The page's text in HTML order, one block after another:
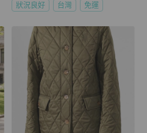
狀況良好 台灣 免運